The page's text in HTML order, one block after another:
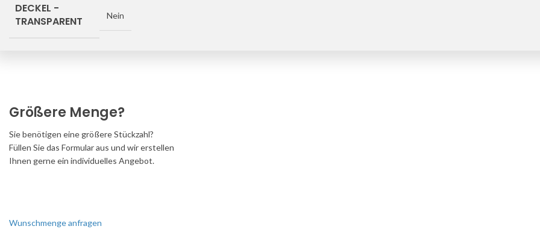
DECKEL -
TRANSPARENT
Nein
Größere Menge?
Sie benötigen eine größere Stückzahl?
Füllen Sie das Formular aus und wir erstellen
Ihnen gerne ein individuelles Angebot.
Wunschmenge anfragen